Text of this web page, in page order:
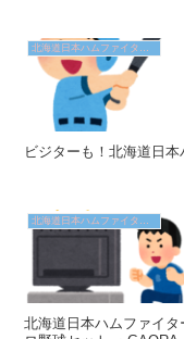
北海道日本ハムファイターズ
ビジターも！北海道日
北海道日本ハムファイ